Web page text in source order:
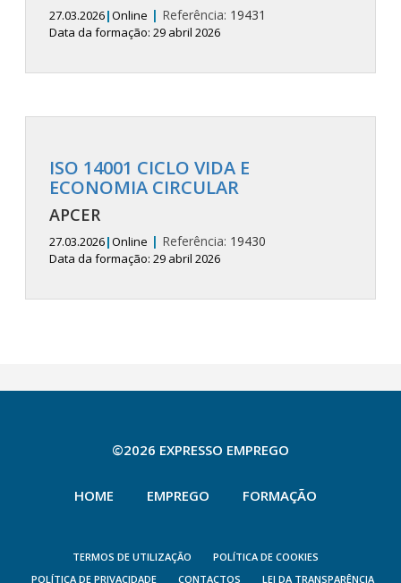
27.03.2026|Online | Referência: 19431
Data da formação: 29 abril 2026
ISO 14001 CICLO VIDA E
ECONOMIA CIRCULAR
APCER
27.03.2026|Online | Referência: 19430
Data da formação: 29 abril 2026
©2026 EXPRESSO EMPREGO
HOME EMPREGO FORMAÇÃO
TERMOS DE UTILIZAÇÃO
POLÍTICA DE COOKIES
POLÍTICA DE PRIVACIDADE
CONTACTOS LEI DA TRANSPARÊNCIA